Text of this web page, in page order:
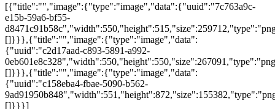
[{"title":"","image":{"type":"image","data":{"uuid":"7c763a9c-
e15b-59a6-bf55-
[]}}},{"title":"","image":{"type":"image","data":
{"uuid":"c2d17aad-c893-5891-a992-
[]}}},{"title":"","image":{"type":"image","data":
{"uuid":"c158eba4-fbae-5090-b562-
[]}}}]